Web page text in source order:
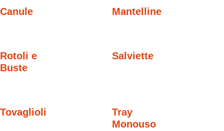
Canule Mantelline
Rotoli e
Buste
Salviette
Tovaglioli
Tray
Monouso